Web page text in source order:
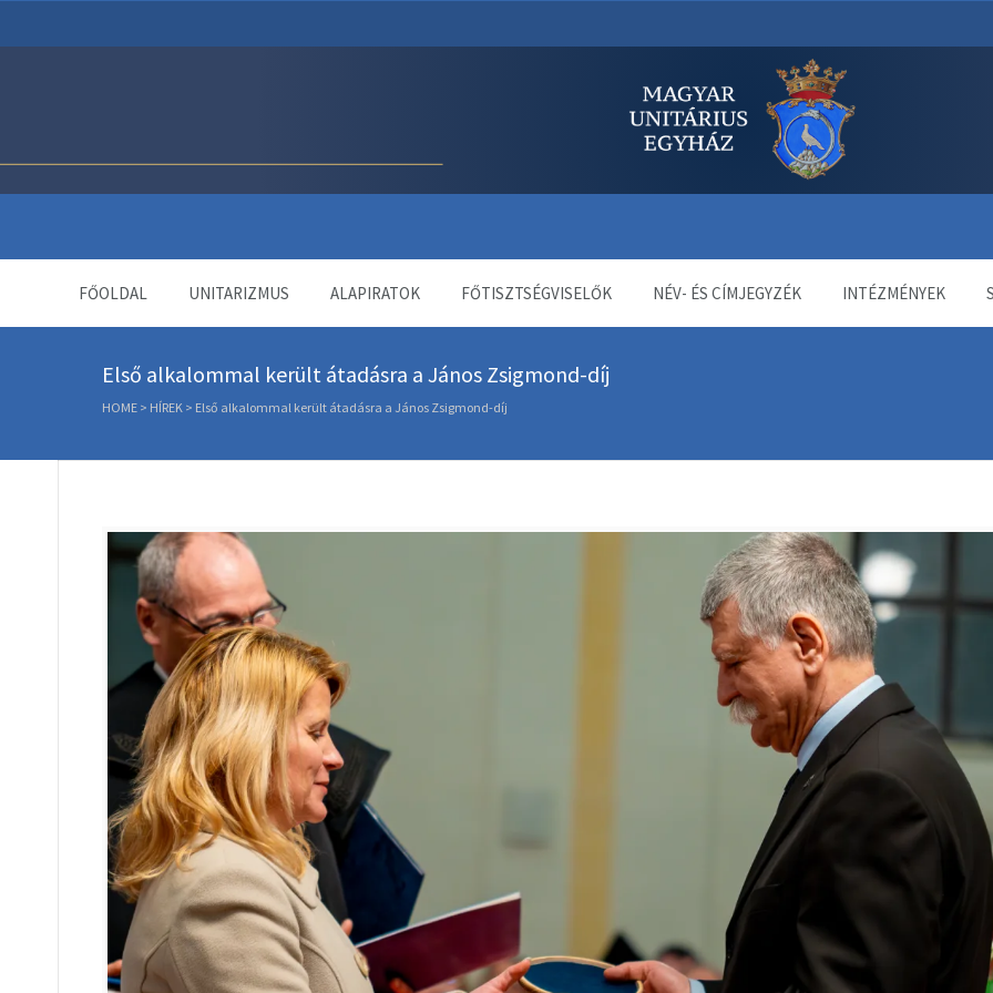
FŐOLDAL UNITARIZMUS ALAPIRATOK FŐTISZTSÉGVISELŐK NÉV- ÉS CÍMJEGYZÉK INTÉZMÉNYEK
Első alkalommal került átadásra a János Zsigmond-díj
HOME > HÍREK > Első alkalommal került átadásra a János Zsigmond-díj